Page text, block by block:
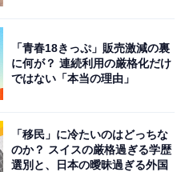
です
全ランキング結果を見
「青春18きっぷ」販売激減の裏
に何が？ 連続利用の厳格化だけ
ではない「本当の理由」
「移民」に冷たいのはどっちな
のか？ スイスの厳格過ぎる学歴
選別と、日本の曖昧過ぎる外国